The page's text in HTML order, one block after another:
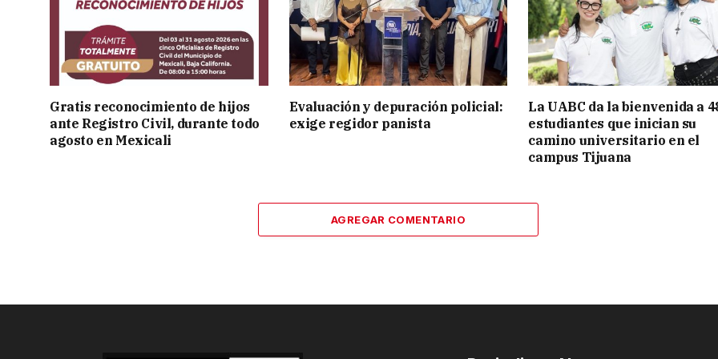
Gratis reconocimiento de hijos
ante Registro Civil, durante todo
agosto en Mexicali
Evaluación y depuración policial:
exige regidor panista
La UABC da la bienvenida a
estudiantes que inician su
camino universitario en el
campus Tijuana
AGREGAR COMENTARIO